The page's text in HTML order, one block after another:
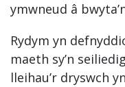
ymwneud â
Rydym yn
maeth sy’n
lleihau’r dryswch